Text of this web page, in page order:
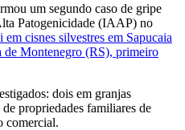
um segundo caso de gripe
Patogenicidade (IAAP) no
em cisnes silvestres em Sapucaia
de Montenegro (RS), primeiro
dois em granjas
propriedades familiares de
comercial.